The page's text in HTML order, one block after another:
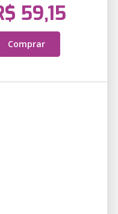
59,15
Comprar